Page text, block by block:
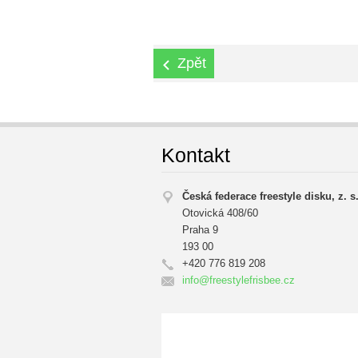
Zpět
Kontakt
Česká federace freestyle disku, z. s.
Otovická 408/60
Praha 9
193 00
+420 776 819 208
info@freestylefrisbee.cz